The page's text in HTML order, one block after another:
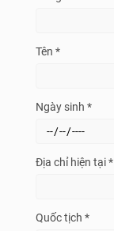
Tên *
Ngày sinh *
Địa chỉ hiện tại *
Quốc tịch *